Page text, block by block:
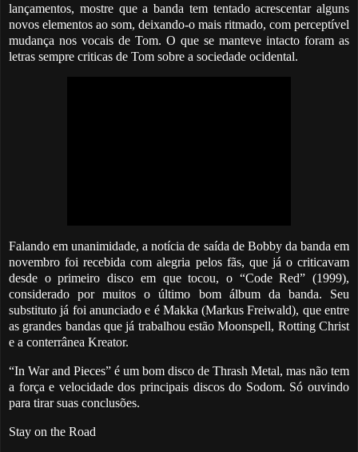
lançamentos, mostre que a banda tem tentado acrescentar alguns
novos elementos ao som, deixando-o mais ritmado, com perceptível
mudança nos vocais de Tom. O que se manteve intacto foram as
letras sempre criticas de Tom sobre a sociedade ocidental.
Falando em unanimidade, a notícia de saída de Bobby da banda em
novembro foi recebida com alegria pelos fãs, que já o criticavam
desde o primeiro disco em que tocou, o “Code Red” (1999),
considerado por muitos o último bom álbum da banda. Seu
substituto já foi anunciado e é Makka (Markus Freiwald), que entre
as grandes bandas que já trabalhou estão Moonspell, Rotting Christ
e a conterrânea Kreator.
“In War and Pieces” é um bom disco de Thrash Metal, mas não tem
a força e velocidade dos principais discos do Sodom. Só ouvindo
para tirar suas conclusões.
Stay on the Road